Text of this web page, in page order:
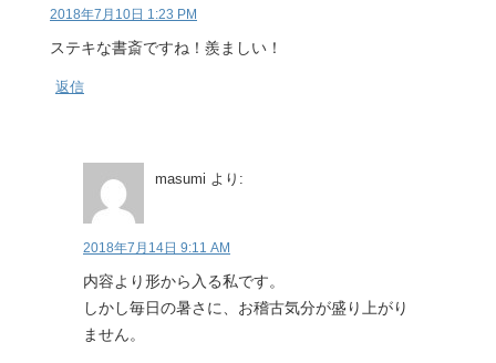
2018年7月10日 1:23 PM
ステキな書斎ですね！羨ましい！
返信
masumi より:
2018年7月14日 9:11 AM
内容より形から入る私です。
しかし毎日の暑さに、お稽古気分が盛り上がり
ません。